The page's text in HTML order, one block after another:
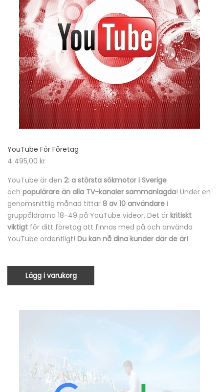
YouTube För Företag
4 495,00 kr
YouTube är den 2: a största sökmotor i Sverige
och populärare än alla TV-kanaler sammanlagda! Under en
genomsnittlig månad tittar 8 av 10 användare i
gruppåldrarna 18-49 på YouTube videor. Det är kritiskt
viktigt för ditt företag att finnas med på och använda
YouTube ordentligt! Du kan nå dina kunder där de är!
Lägg i varukorg